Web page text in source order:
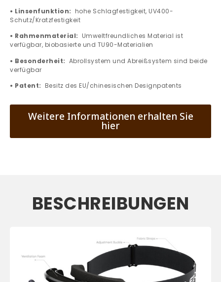
• Linsenfunktion: hohe Schlagfestigkeit, UV400-
Schutz/Kratzfestigkeit
• Rahmenmaterial: Umweltfreundliches Material ist
verfügbar, biobasierte und TU90-Materialien
• Besonderheit: Abrollsystem und Abreißsystem sind beide
verfügbar
• Patent: Besitz des EU/chinesischen Designpatents
Weitere Informationen erhalten Sie
hier
BESCHREIBUNGEN